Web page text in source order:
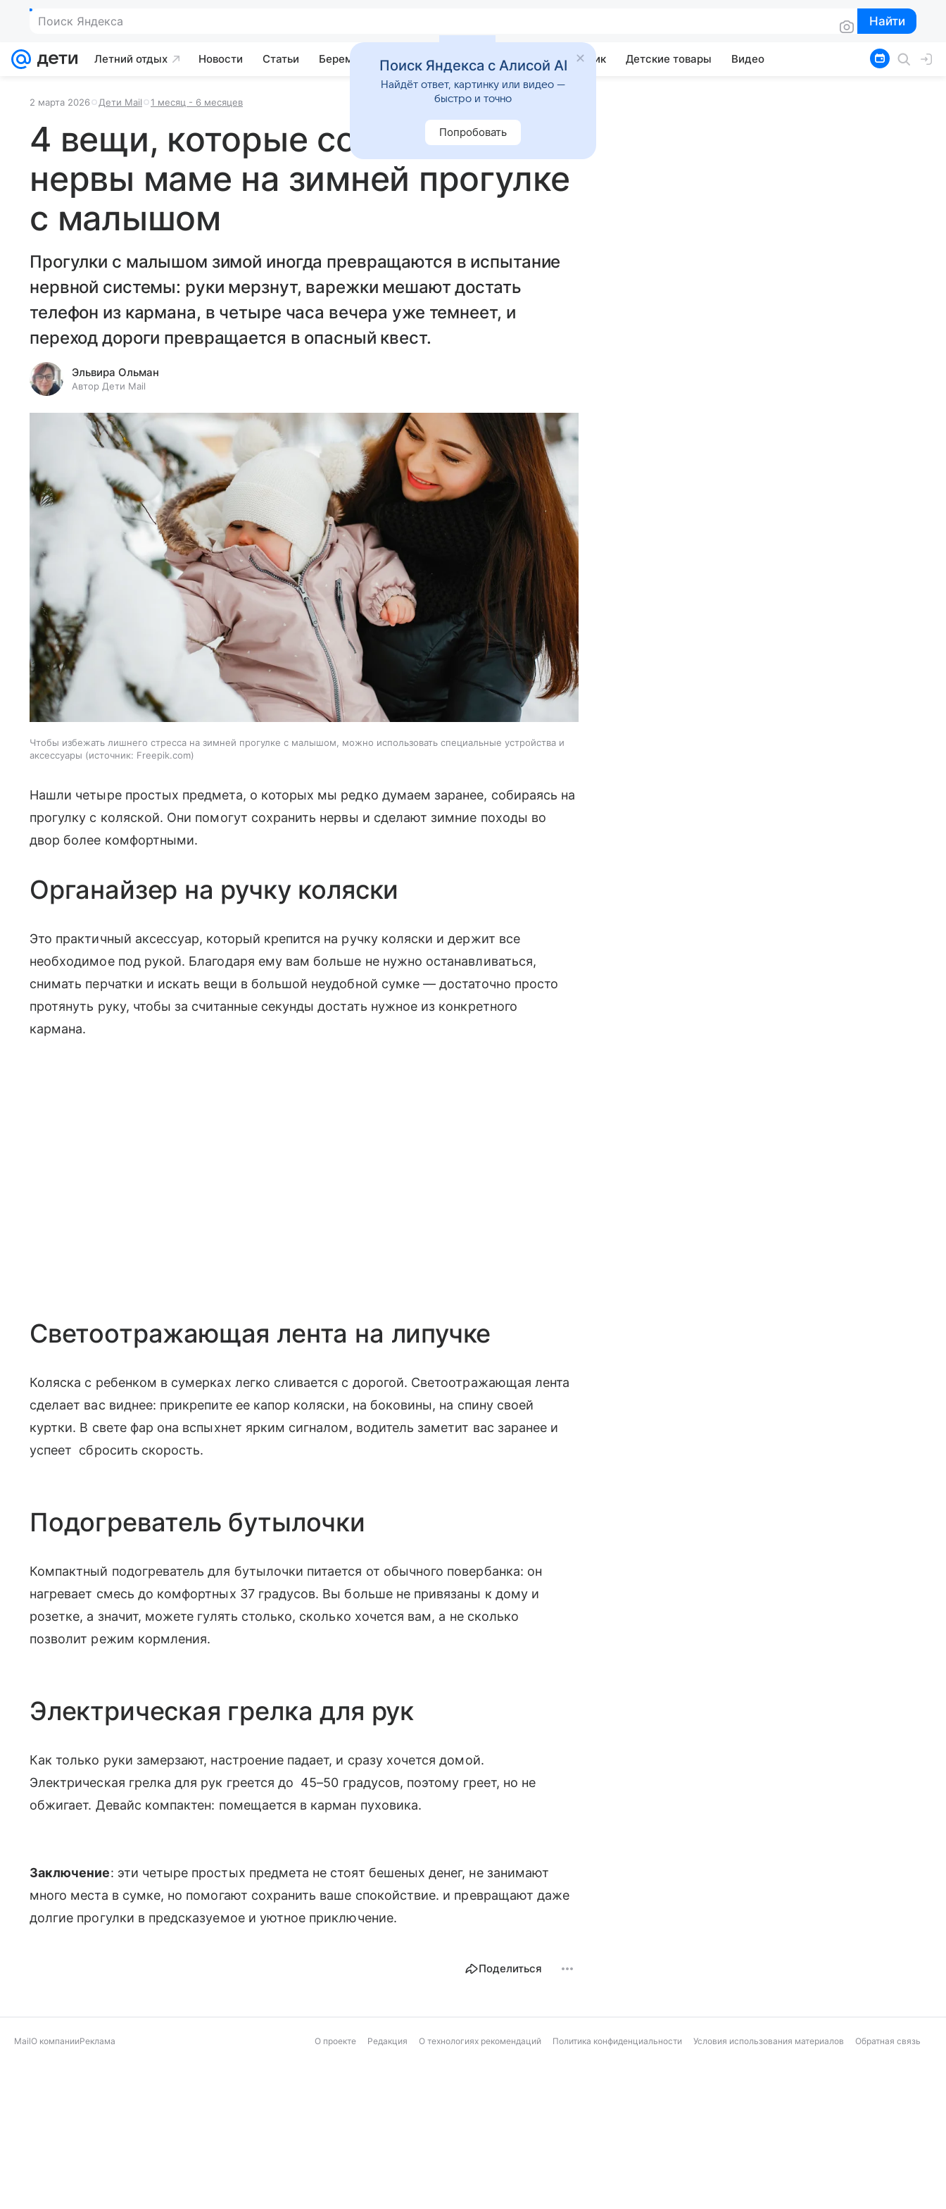
Поиск Яндекса Найти
Найти
Летний отдых Новости Статьи Беременность Развитие Почемучка Учебник Детские товары Видео
2 марта 2026 Дети Mail 1 месяц - 6 месяцев
4 вещи, которые сохранят
нервы маме на зимней прогулке
с малышом
Прогулки с малышом зимой иногда превращаются в испытание
нервной системы: руки мерзнут, варежки мешают достать
телефон из кармана, в четыре часа вечера уже темнеет, и
переход дороги превращается в опасный квест.
Эльвира Ольман
Автор Дети Mail
Чтобы избежать лишнего стресса на зимней прогулке с малышом, можно использовать специальные устройства и
аксессуары
источник: Freepik.com
Нашли четыре простых предмета, о которых мы редко думаем заранее, собираясь на
прогулку с коляской. Они помогут сохранить нервы и сделают зимние походы во
двор более комфортными.
Органайзер на ручку коляски
Это практичный аксессуар, который крепится на ручку коляски и держит все
необходимое под рукой. Благодаря ему вам больше не нужно останавливаться,
снимать перчатки и искать вещи в большой неудобной сумке — достаточно просто
протянуть руку, чтобы за считанные секунды достать нужное из конкретного
кармана.
Светоотражающая лента на липучке
Коляска с ребенком в сумерках легко сливается с дорогой. Светоотражающая лента
сделает вас виднее: прикрепите ее капор коляски, на боковины, на спину своей
куртки. В свете фар она вспыхнет ярким сигналом, водитель заметит вас заранее и
успеет сбросить скорость.
Подогреватель бутылочки
Компактный подогреватель для бутылочки питается от обычного повербанка: он
нагревает смесь до комфортных 37 градусов. Вы больше не привязаны к дому и
розетке, а значит, можете гулять столько, сколько хочется вам, а не сколько
позволит режим кормления.
Электрическая грелка для рук
Как только руки замерзают, настроение падает, и сразу хочется домой.
Электрическая грелка для рук греется до 45–50 градусов, поэтому греет, но не
обжигает. Девайс компактен: помещается в карман пуховика.
Заключение: эти четыре простых предмета не стоят бешеных денег, не занимают
много места в сумке, но помогают сохранить ваше спокойствие. и превращают даже
долгие прогулки в предсказуемое и уютное приключение.
Поделиться
MailО компанииРеклама О проекте Редакция О технологиях рекомендаций Политика конфиденциальности Условия использования материалов Обратная связь
Поиск Яндекса с Алисой AI
Найдёт ответ, картинку или видео —
быстро и точно
Попробовать